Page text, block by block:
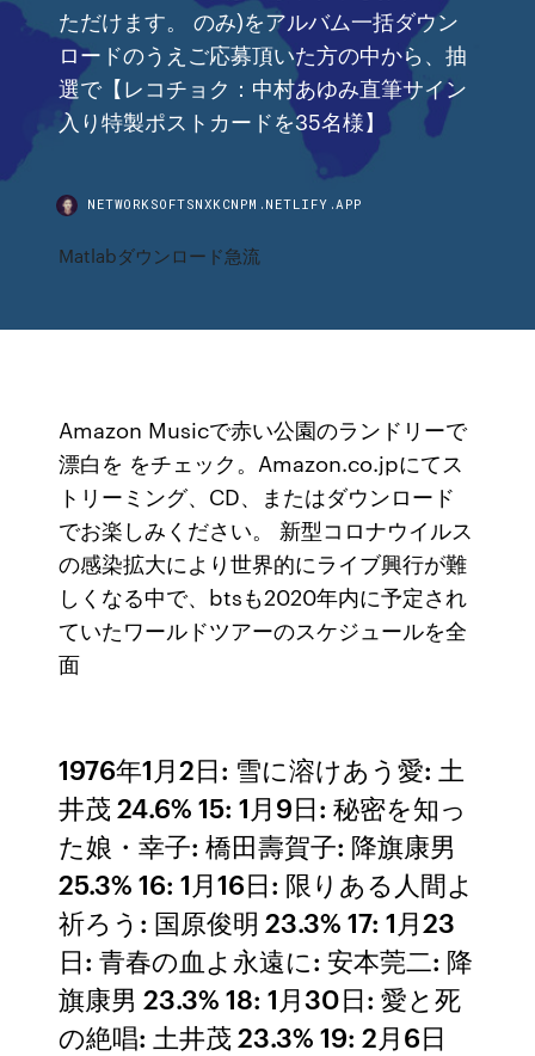
ただけます。 のみ)をアルバム一括ダウン
ロードのうえご応募頂いた方の中から、抽
選で【レコチョク：中村あゆみ直筆サイン
入り特製ポストカードを35名様】
NETWORKSOFTSNXKCNPM.NETLIFY.APP
Matlabダウンロード急流
Amazon Musicで赤い公園のランドリーで
漂白を をチェック。Amazon.co.jpにてス
トリーミング、CD、またはダウンロード
でお楽しみください。 新型コロナウイルス
の感染拡大により世界的にライブ興行が難
しくなる中で、btsも2020年内に予定され
ていたワールドツアーのスケジュールを全
面
1976年1月2日: 雪に溶けあう愛: 土
井茂 24.6% 15: 1月9日: 秘密を知っ
た娘・幸子: 橋田壽賀子: 降旗康男
25.3% 16: 1月16日: 限りある人間よ
祈ろう: 国原俊明 23.3% 17: 1月23
日: 青春の血よ永遠に: 安本莞二: 降
旗康男 23.3% 18: 1月30日: 愛と死
の絶唱: 土井茂 23.3% 19: 2月6日